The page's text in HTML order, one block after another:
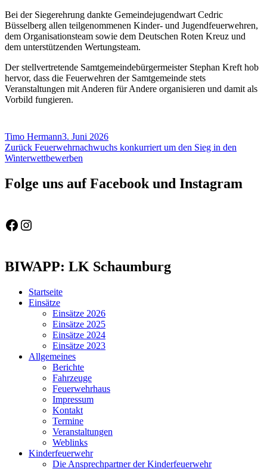
Bei der Siegerehrung dankte Gemeindejugendwart Cedric
Büsselberg allen teilgenommenen Kinder- und Jugendfeuerwehren,
dem Organisationsteam sowie dem Deutschen Roten Kreuz und
dem unterstützenden Wertungsteam.
Der stellvertretende Samtgemeindebürgermeister Stephan Kreft hob
hervor, dass die Feuerwehren der Samtgemeinde stets
Veranstaltungen mit Anderen für Andere organisieren und damit als
Vorbild fungieren.
Autor
Timo HermannVeröffentlicht
am
3. Juni 2026
Beitragsnavigation
Zurück Vorheriger
Beitrag:
Feuerwehrnachwuchs konkurriert um den Sieg in den
Winterwettbewerben
Folge uns auf Facebook und Instagram
Feuerwehr Gemeinde Wölpinghausen
fw_gemeinde_woelpinghausen
BIWAPP: LK Schaumburg
Startseite
Einsätze
Einsätze 2026
Einsätze 2025
Einsätze 2024
Einsätze 2023
Allgemeines
Berichte
Fahrzeuge
Feuerwehrhaus
Impressum
Kontakt
Termine
Veranstaltungen
Weblinks
Kinderfeuerwehr
Die Ansprechpartner der Kinderfeuerwehr